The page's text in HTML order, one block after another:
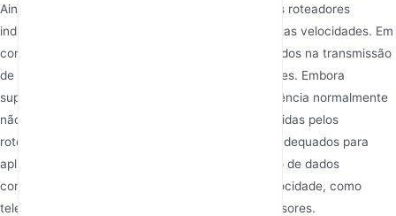
Ainda assim, para aplicações de alta demanda, os roteadores
industriais 5G são mais confiáveis para manter altas velocidades. Em
contraste, os 5G DTUs são geralmente mais focados na transmissão
de dados estável e confiável em distâncias maiores. Embora
suportem conectividade 5G, as taxas de transferência normalmente
não atingem as mesmas altas velocidades oferecidas pelos
roteadores industriais 5G. Os 5G DTUs são mais adequados para
aplicações em que é necessária uma transmissão de dados
constante, mas não necessariamente de alta velocidade, como
telemetria remota ou agregação de dados de sensores.